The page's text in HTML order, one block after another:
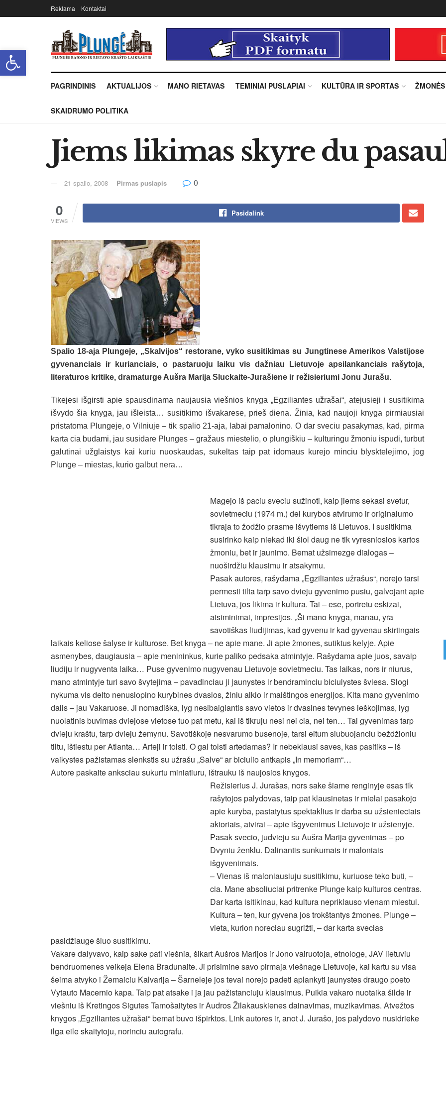
Open toolbar
Reklama Kontaktai
PAGRINDINIS AKTUALIJOS MANO RIETAVAS TEMINIAI PUSLAPIAI KULTŪRA IR SPORTAS ŽMONĖS
SKAIDRUMO POLITIKA
Jiems likimas skyre du
21 spalio, 2008 Pirmas puslapis 0
0
VIEWS
Pasidalink
Spalio 18-aja Plungeje, „Skalvijos“ restorane, vyko susitikimas su Jungtinese Amerikos Valstijose
gyvenanciais ir kurianciais, o pastaruoju laiku vis dažniau Lietuvoje apsilankanciais rašytoja,
literaturos kritike, dramaturge Aušra Marija Sluckaite-Jurašiene ir režisieriumi Jonu Jurašu.
Tikejesi išgirsti apie spausdinama naujausia viešnios knyga „Egziliantes užrašai“, atejusieji i susitikima
išvydo šia knyga, jau išleista… susitikimo išvakarese, prieš diena. Žinia, kad naujoji knyga pirmiausiai
pristatoma Plungeje, o Vilniuje – tik spalio 21-aja, labai pamalonino. O dar sveciu pasakymas, kad, pirma
karta cia budami, jau susidare Plunges – gražaus miestelio, o plungiškiu – kulturingu žmoniu ispudi, turbut
galutinai užglaistys kai kuriu nuoskaudas, sukeltas taip pat idomaus kurejo minciu blysktelejimo, jog
Plunge – miestas, kurio galbut nera…
Magejo iš paciu sveciu sužinoti, kaip jiems sekasi svetur,
sovietmeciu (1974 m.) del kurybos atvirumo ir originalumo
tikraja to žodžio prasme išvytiems iš Lietuvos. I susitikima
susirinko kaip niekad iki šiol daug ne tik vyresniosios kartos
žmoniu, bet ir jaunimo. Bemat užsimezge dialogas –
nuoširdžiu klausimu ir atsakymu.
Pasak autores, rašydama „Egziliantes užrašus“, norejo tarsi
permesti tilta tarp savo dvieju gyvenimo pusiu, galvojant apie
Lietuva, jos likima ir kultura. Tai – ese, portretu eskizai,
atsiminimai, impresijos. „Ši mano knyga, manau, yra
savotiškas liudijimas, kad gyvenu ir kad gyvenau skirtingais
laikais keliose šalyse ir kulturose. Bet knyga – ne apie mane. Ji apie žmones, sutiktus kelyje. Apie
asmenybes, daugiausia – apie menininkus, kurie paliko pedsaka atmintyje. Rašydama apie juos, savaip
liudiju ir nugyventa laika… Puse gyvenimo nugyvenau Lietuvoje sovietmeciu. Tas laikas, nors ir niurus,
mano atmintyje turi savo švytejima – pavadinciau ji jaunystes ir bendraminciu biciulystes šviesa. Slogi
nykuma vis delto nenuslopino kurybines dvasios, žiniu alkio ir maištingos energijos. Kita mano gyvenimo
dalis – jau Vakaruose. Ji nomadiška, lyg nesibaigiantis savo vietos ir dvasines tevynes ieškojimas, lyg
nuolatinis buvimas dviejose vietose tuo pat metu, kai iš tikruju nesi nei cia, nei ten… Tai gyvenimas tarp
dvieju kraštu, tarp dvieju žemynu. Savotiškoje nesvarumo busenoje, tarsi eitum siubuojanciu beždžioniu
tiltu, ištiestu per Atlanta… Arteji ir tolsti. O gal tolsti artedamas? Ir nebeklausi saves, kas pasitiks – iš
vaikystes pažistamas slenkstis su užrašu „Salve“ ar biciulio antkapis „In memoriam“…
Autore paskaite anksciau sukurtu miniatiuru, ištrauku iš naujosios knygos.
Režisierius J. Jurašas, nors sake šiame renginyje esas tik
rašytojos palydovas, taip pat klausinetas ir mielai pasakojo
apie kuryba, pastatytus spektaklius ir darba su užsienieciais
aktoriais, atvirai – apie išgyvenimus Lietuvoje ir užsienyje.
Pasak svecio, judvieju su Aušra Marija gyvenimas – po
Dvyniu ženklu. Dalinantis sunkumais ir maloniais
išgyvenimais.
– Vienas iš maloniausiuju susitikimu, kuriuose teko buti, –
cia. Mane absoliuciai pritrenke Plunge kaip kulturos centras.
Dar karta isitikinau, kad kultura nepriklauso vienam miestui.
Kultura – ten, kur gyvena jos trokštantys žmones. Plunge –
vieta, kurion noreciau sugrižti, – dar karta svecias
pasidžiauge šiuo susitikimu.
Vakare dalyvavo, kaip sake pati viešnia, šikart Aušros Marijos ir Jono vairuotoja, etnologe, JAV lietuviu
bendruomenes veikeja Elena Bradunaite. Ji prisimine savo pirmaja viešnage Lietuvoje, kai kartu su visa
šeima atvyko i Žemaiciu Kalvarija – Šarneleje jos tevai norejo padeti aplankyti jaunystes draugo poeto
Vytauto Macernio kapa. Taip pat atsake i ja jau pažistanciuju klausimus. Puikia vakaro nuotaika šilde ir
viešniu iš Kretingos Sigutes Tamošaitytes ir Audros Žilakauskienes dainavimas, muzikavimas. Atvežtos
knygos „Egziliantes užrašai“ bemat buvo išpirktos. Link autores ir, anot J. Jurašo, jos palydovo nusidrieke
ilga eile skaitytoju, norinciu autografu.